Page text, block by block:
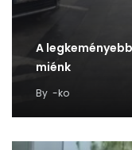
A
miénk
By -ko